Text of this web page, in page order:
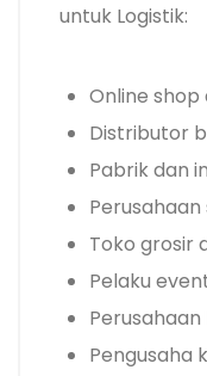
untuk Logistik:
Online
Distributor
Pabrik dan
Toko grosir
Pelaku
Pengusaha